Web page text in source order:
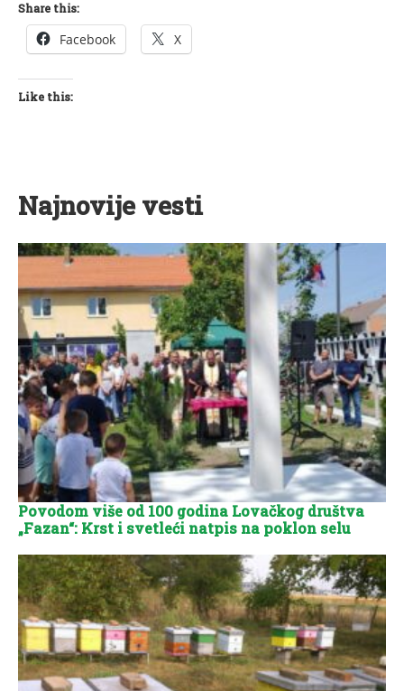
Share this:
Facebook X
Like this:
Najnovije vesti
Povodom više od 100 godina Lovačkog društva
„Fazan“: Krst i svetleći natpis na poklon selu